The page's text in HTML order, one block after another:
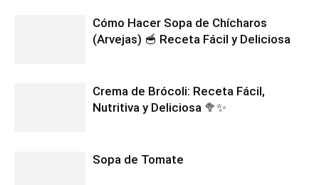
Cómo Hacer Sopa de Chícharos
(Arvejas) 🥣 Receta Fácil y Deliciosa
Crema de Brócoli: Receta Fácil,
Nutritiva y Deliciosa 🥦✨
Sopa de Tomate